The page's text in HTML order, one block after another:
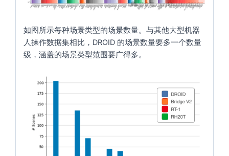
如图所示每种场景类型的场景数量。与其他大型机器
人操作数据集相比，DROID 的场景数量要多一个数量
级，涵盖的场景类型范围要广得多。